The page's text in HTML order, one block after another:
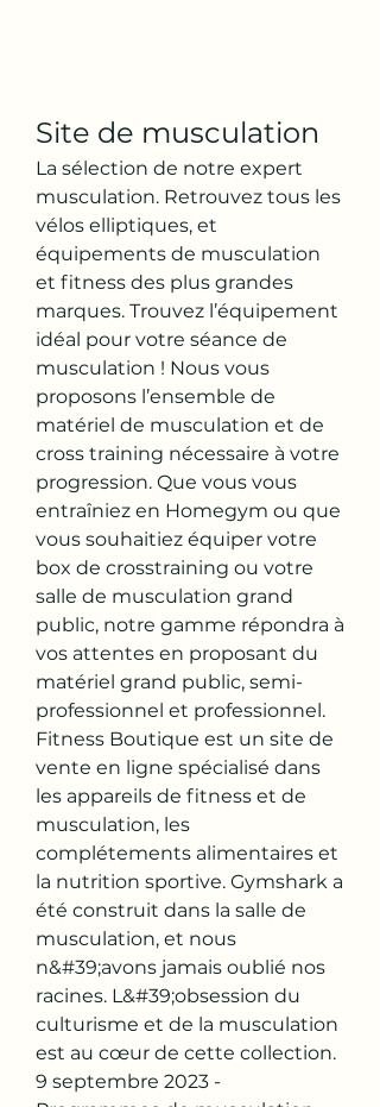
Site de musculation
La sélection de notre expert
musculation. Retrouvez tous les
vélos elliptiques, et
équipements de musculation
et fitness des plus grandes
marques. Trouvez l’équipement
idéal pour votre séance de
musculation ! Nous vous
proposons l’ensemble de
matériel de musculation et de
cross training nécessaire à votre
progression. Que vous vous
entraîniez en Homegym ou que
vous souhaitiez équiper votre
box de crosstraining ou votre
salle de musculation grand
public, notre gamme répondra à
vos attentes en proposant du
matériel grand public, semi-
professionnel et professionnel.
Fitness Boutique est un site de
vente en ligne spécialisé dans
les appareils de fitness et de
musculation, les
complétements alimentaires et
la nutrition sportive. Gymshark a
été construit dans la salle de
musculation, et nous
n&#39;avons jamais oublié nos
racines. L&#39;obsession du
culturisme et de la musculation
est au cœur de cette collection.
9 septembre 2023 -